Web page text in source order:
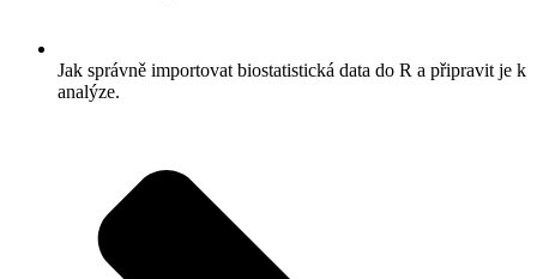
Jak správně importovat biostatistická data do R a připravit je k
analýze.